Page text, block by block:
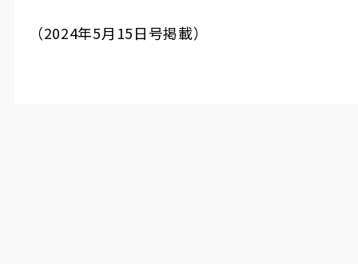
（2024年5月 15日号掲載）